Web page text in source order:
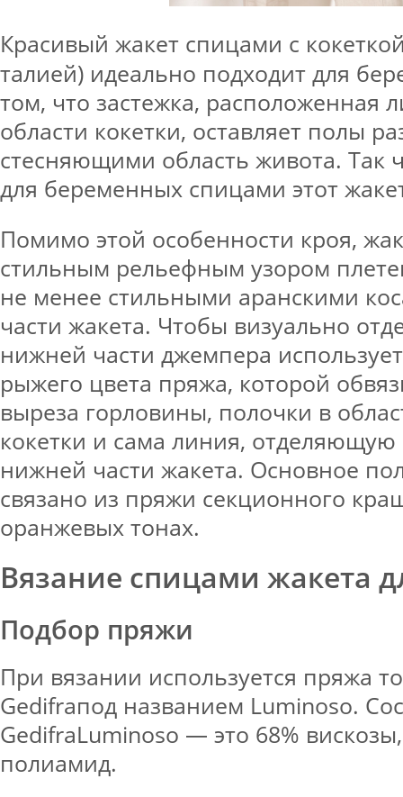
Красивый жакет спицами с
талией) идеально подходит для
том, что застежка, расположенная
области кокетки, оставляет полы
стесняющими область живота. Так
для беременных спицами этот
Помимо этой особенности кроя,
стильным рельефным узором
не менее стильными аранскими
части жакета. Чтобы визуально
нижней части джемпера
рыжего цвета пряжа, которой
выреза горловины, полочки в
кокетки и сама линия, отделяющую
нижней части жакета. Основное
связано из пряжи секционного
оранжевых тонах.
Вязание спицами жакета
Подбор пряжи
При вязании используется пряжа
Gedifraпод названием Luminoso.
GedifraLuminoso — это 68%
полиамид.